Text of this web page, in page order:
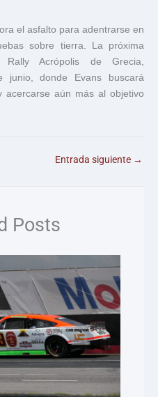
el asfalto para adentrarse en
sobre tierra. La próxima
Acrópolis de Grecia,
donde Evans buscará
acercarse aún más al objetivo
Entrada siguiente →
Posts